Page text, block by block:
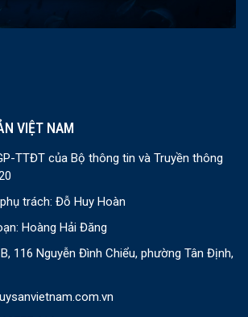
VIỆT NAM
TTĐT của Bộ thông tin và Truyền thông
trách: Đỗ Huy Hoàn
Hoàng Hải Đăng
116 Nguyễn Đình Chiểu, phường Tân Định,